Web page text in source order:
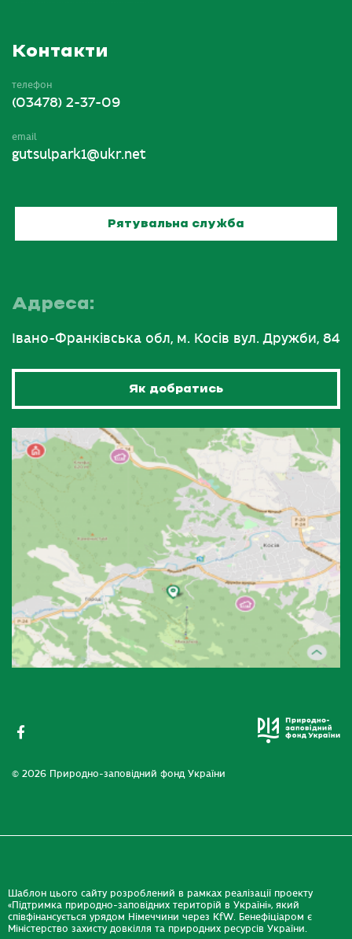
Контакти
телефон
(03478) 2-37-09
email
gutsulpark1@ukr.net
Рятувальна служба
Адреса:
Івано-Франківська обл, м. Косів вул. Дружби, 84
Як добратись
© 2026 Природно-заповідний фонд України
Шаблон цього сайту розроблений в рамках реалізації проекту
«Підтримка природно-заповідних територій в Україні», який
співфінансується урядом Німеччини через KfW. Бенефіціаром є
Міністерство захисту довкілля та природних ресурсів України.